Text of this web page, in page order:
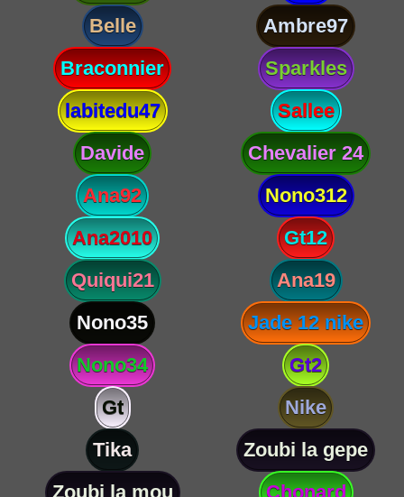
Belle
Ambre97
Braconnier
Sparkles
labitedu47
Sallee
Davide
Chevalier 24
Ana92
Nono312
Ana2010
Gt12
Quiqui21
Ana19
Nono35
Jade 12 nike
Nono34
Gt2
Gt
Nike
Tika
Zoubi la gepe
Zoubi la mou
Chonard